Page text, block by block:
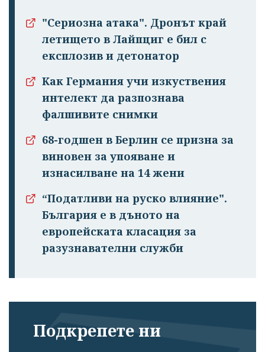
"Сериозна атака". Дронът край
летището в Лайпциг е бил с
експлозив и детонатор
Как Германия учи изкуствения
интелект да разпознава
фалшивите снимки
68-годшен в Берлин се призна за
виновен за упояване и
изнасилване на 14 жени
“Податливи на руско влияние".
България е в дъното на
европейската класация за
разузнавателни служби
Подкрепете ни